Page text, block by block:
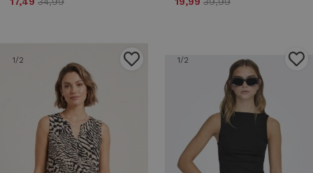
1/2 1/2